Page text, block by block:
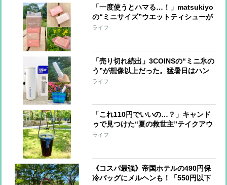
「一度使うとハマる…！」matsukiyo
の“ミニサイズ”ウエットティシューが
優秀。もう普通サイズに戻れないかも
ライフ
「売り切れ続出」3COINSの“ミニ氷の
う”が想像以上だった。猛暑日はハン
ディファンより快適なんじゃ…？【本
ライフ
「これ110円でいいの…？」キャンド
ゥで見つけた“夏の救世主”テイクアウ
トドリンクを快適に持ち歩ける便利グ
ライフ
《コスパ最強》帝国ホテルの490円保
冷バッグにメルヘンも！「550円以下